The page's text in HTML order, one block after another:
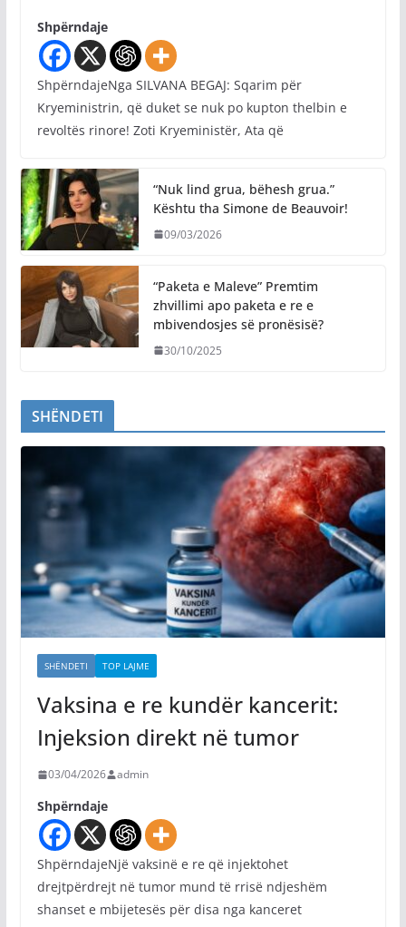
Shpërndaje
ShpërndajeNga SILVANA BEGAJ: Sqarim për
Kryeministrin, që duket se nuk po kupton thelbin e
revoltës rinore! Zoti Kryeministër, Ata që
“Nuk lind grua, bëhesh grua.”
Kështu tha Simone de Beauvoir!
09/03/2026
“Paketa e Maleve” Premtim
zhvillimi apo paketa e re e
mbivendosjes së pronësisë?
30/10/2025
SHËNDETI
SHËNDETI TOP LAJME
Vaksina e re kundër kancerit:
Injeksion direkt në tumor
03/04/2026 admin
Shpërndaje
ShpërndajeNjë vaksinë e re që injektohet
drejtpërdrejt në tumor mund të rrisë ndjeshëm
shanset e mbijetesës për disa nga kanceret